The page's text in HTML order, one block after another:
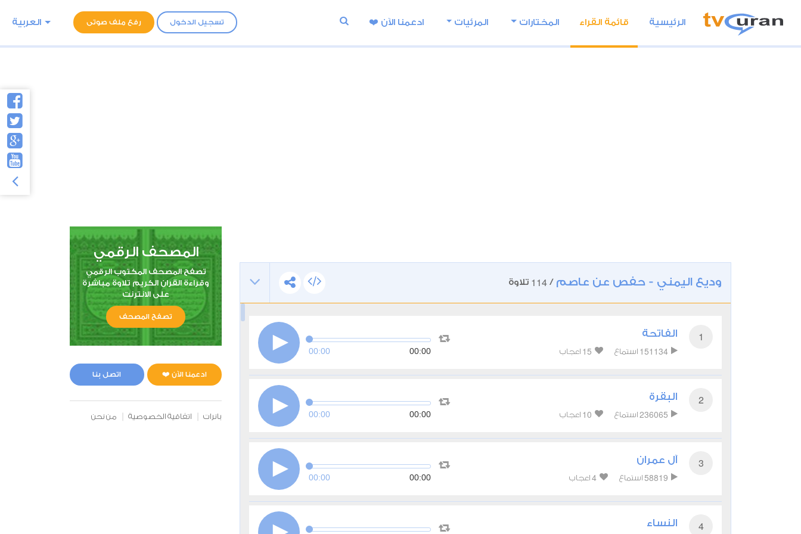
تسجيل الدخول رفع ملف صوتى العربية الرئيسية قائمة القراء المختارات المرئيات ادعمنا اﻵن ❤️
وديع اليمني - حفص عن عاصم /
114 تلاوة
1 الفاتحة
151134 استماع 15 اعجاب 00:00 00:00
2 البقرة
236065 استماع 10 اعجاب 00:00 00:00
3 آل عمران
58819 استماع 4 اعجاب 00:00 00:00
4 النساء
المصحف الرقمي
تصفح المصحف المكتوب الرقمي
وقراءة القران الكريم تلاوة مباشرة
على الانترنت
تصفح المصحف
ادعمنا الآن ❤️ اتصل بنا
بانرات اتفاقية الخصوصية من نحن